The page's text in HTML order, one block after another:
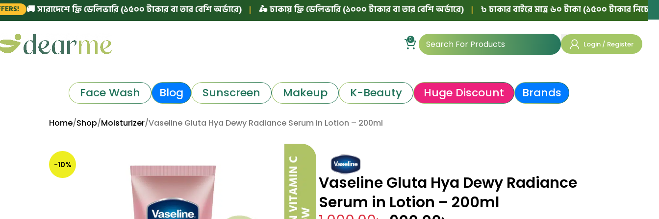
সারাদেশে ফ্রি ডেলিভারি (১৫০০ টাকার বা তার বেশি অর্ডারে) | 🛵 ঢাকায় ফ্রি ডেলিভারি (১০০০ টাকার বা তার বেশি অর্ডারে) | ৳ ঢাকার বাইরে মাত্র ৬০ টাকা (১৫০০ টাকার নিচের অর্ডারে)
0
Login / Register
Face Wash Blog Sunscreen Makeup K-Beauty Huge Discount Brands
Home Shop Moisturizer Vaseline Gluta Hya Dewy Radiance Serum in Lotion – 200ml
-10%
Vaseline Gluta Hya Dewy Radiance
Serum in Lotion – 200ml